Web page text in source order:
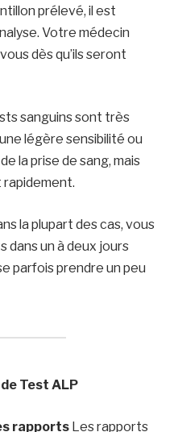
prélevé, il est
Votre médecin
dès qu’ils seront
sanguins sont très
légère sensibilité ou
la prise de sang, mais
la plupart des cas, vous
un à deux jours
parfois prendre un peu
Test ALP
rapports Les rapports